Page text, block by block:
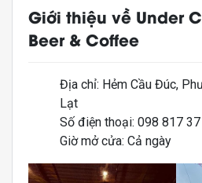
Giới thiệu về Under
Beer & Coffee
Địa chỉ: Hẻm Cầu Đúc,
Lạt
Số điện thoại: 098 817
Giờ mở cửa: Cả ngày